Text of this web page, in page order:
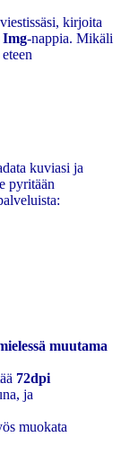
kirjoita
Img-nappia. Mikäli
kuviasi ja
pyritään
muutama
72dpi
ja
muokata